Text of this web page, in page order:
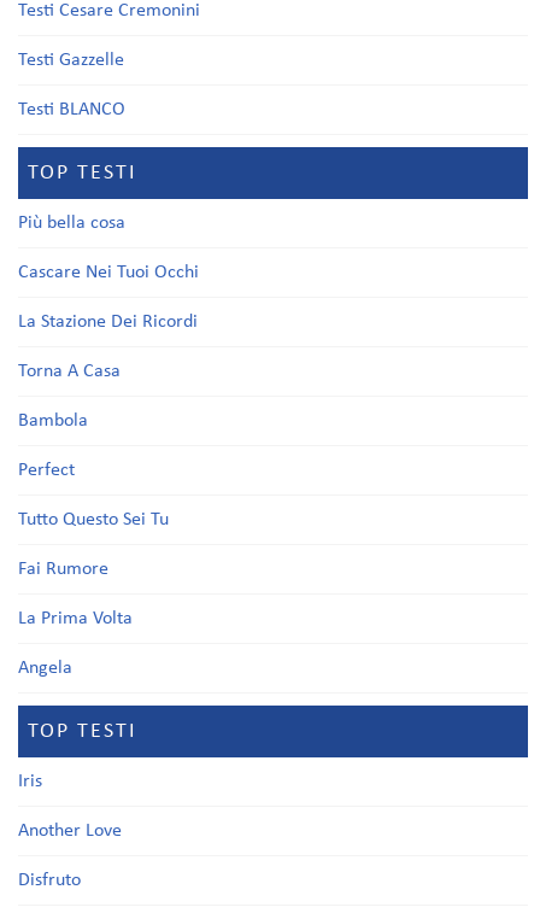
Testi Cesare Cremonini
Testi Gazzelle
Testi BLANCO
TOP TESTI
Più bella cosa
Cascare Nei Tuoi Occhi
La Stazione Dei Ricordi
Torna A Casa
Bambola
Perfect
Tutto Questo Sei Tu
Fai Rumore
La Prima Volta
Angela
TOP TESTI
Iris
Another Love
Disfruto